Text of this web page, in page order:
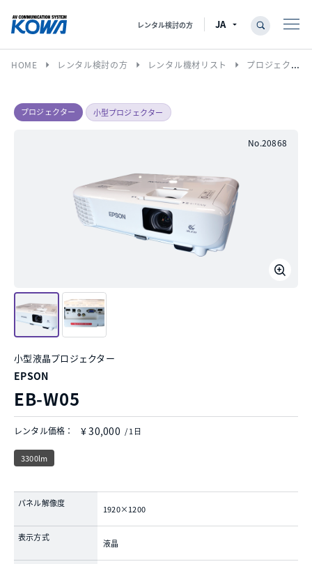
レンタル検討の方
HOME arrow_right レンタル検討の方 arrow_right レンタル機材リスト arrow_right プロジェクター
プロジェクター 小型プロジェクター
No.20868
小型液晶プロジェクター
EPSON
EB-W05
レンタル価格： ¥ 30,000 / 1日
3300lm
パネル解像度
1920×1200
表示方式
液晶